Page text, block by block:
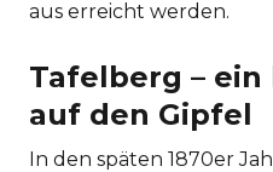
aus erreicht werden.
Tafelberg –
auf den Gipfel
In den späten 1870er